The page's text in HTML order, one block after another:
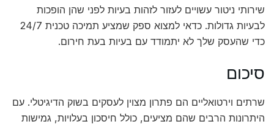
שירותי ניטור עשויים לעזור לזהות בעיות לפני שהן הופכות
לבעיות גדולות. כדאי למצוא ספק שמציע תמיכה טכנית 24/7
כדי שהעסק שלך לא יתמודד עם בעיות בעת חירום.
סיכום
שרתים וירטואליים הם פתרון מצוין לעסקים בשוק הדיגיטלי. עם
היתרונות הרבים שהם מציעים, כולל חיסכון בעלויות, גמישות